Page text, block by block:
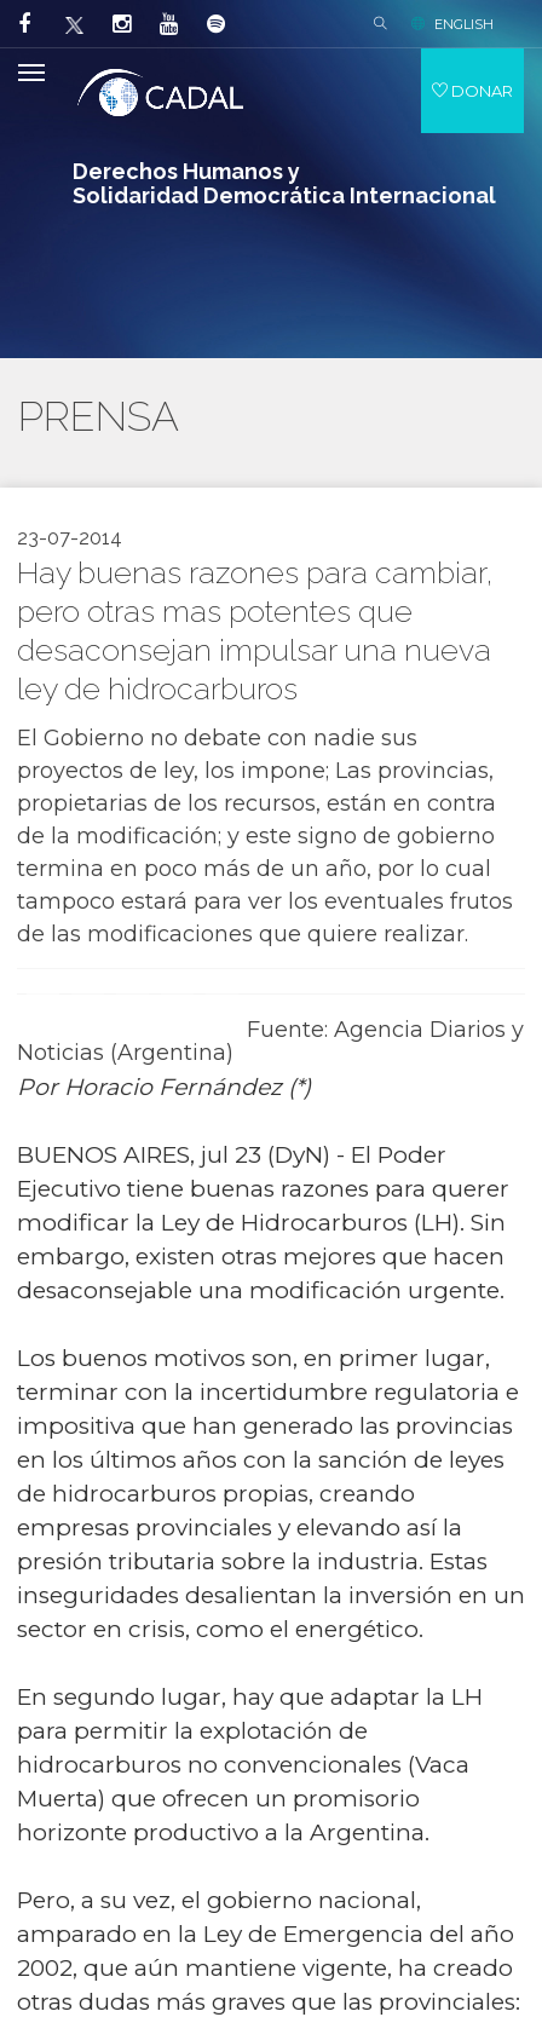
Derechos Humanos y
Solidaridad Democrática Internacional
ENGLISH
DONAR
PRENSA
23-07-2014
Hay buenas razones para cambiar,
pero otras mas potentes que
desaconsejan impulsar una nueva
ley de hidrocarburos
El Gobierno no debate con nadie sus
proyectos de ley, los impone; Las provincias,
propietarias de los recursos, están en contra
de la modificación; y este signo de gobierno
termina en poco más de un año, por lo cual
tampoco estará para ver los eventuales frutos
de las modificaciones que quiere realizar.
Fuente: Agencia Diarios y
Noticias (Argentina)
Por Horacio Fernández (*)
BUENOS AIRES, jul 23 (DyN) - El Poder
Ejecutivo tiene buenas razones para querer
modificar la Ley de Hidrocarburos (LH). Sin
embargo, existen otras mejores que hacen
desaconsejable una modificación urgente.
Los buenos motivos son, en primer lugar,
terminar con la incertidumbre regulatoria e
impositiva que han generado las provincias
en los últimos años con la sanción de leyes
de hidrocarburos propias, creando
empresas provinciales y elevando así la
presión tributaria sobre la industria. Estas
inseguridades desalientan la inversión en un
sector en crisis, como el energético.
En segundo lugar, hay que adaptar la LH
para permitir la explotación de
hidrocarburos no convencionales (Vaca
Muerta) que ofrecen un promisorio
horizonte productivo a la Argentina.
Pero, a su vez, el gobierno nacional,
amparado en la Ley de Emergencia del año
2002, que aún mantiene vigente, ha creado
otras dudas más graves que las provinciales: